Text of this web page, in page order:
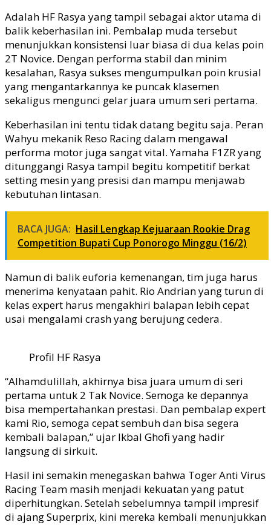
Adalah HF Rasya yang tampil sebagai aktor utama di
balik keberhasilan ini. Pembalap muda tersebut
menunjukkan konsistensi luar biasa di dua kelas poin
2T Novice. Dengan performa stabil dan minim
kesalahan, Rasya sukses mengumpulkan poin krusial
yang mengantarkannya ke puncak klasemen
sekaligus mengunci gelar juara umum seri pertama.
Keberhasilan ini tentu tidak datang begitu saja. Peran
Wahyu mekanik Reso Racing dalam mengawal
performa motor juga sangat vital. Yamaha F1ZR yang
ditunggangi Rasya tampil begitu kompetitif berkat
setting mesin yang presisi dan mampu menjawab
kebutuhan lintasan.
BACA JUGA: Hasil Lengkap Kejuaraan Rookie Drag
Competition Bupati Cup Ponorogo Minggu (16/2)
Namun di balik euforia kemenangan, tim juga harus
menerima kenyataan pahit. Rio Andrian yang turun di
kelas expert harus mengakhiri balapan lebih cepat
usai mengalami crash yang berujung cedera.
Profil HF Rasya
“Alhamdulillah, akhirnya bisa juara umum di seri
pertama untuk 2 Tak Novice. Semoga ke depannya
bisa mempertahankan prestasi. Dan pembalap expert
kami Rio, semoga cepat sembuh dan bisa segera
kembali balapan,” ujar Ikbal Ghofi yang hadir
langsung di sirkuit.
Hasil ini semakin menegaskan bahwa Toger Anti Virus
Racing Team masih menjadi kekuatan yang patut
diperhitungkan. Setelah sebelumnya tampil impresif
di ajang Superprix, kini mereka kembali menunjukkan